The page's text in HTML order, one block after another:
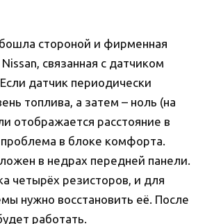
стороной и фирменная
связанная с датчиком
датчик периодически
топлива, а затем – ноль (на
отображается расстояние в
в блоке комфорта.
в недрах передней панели.
четырёх резисторов, и для
нужно восстановить её. После
работать.